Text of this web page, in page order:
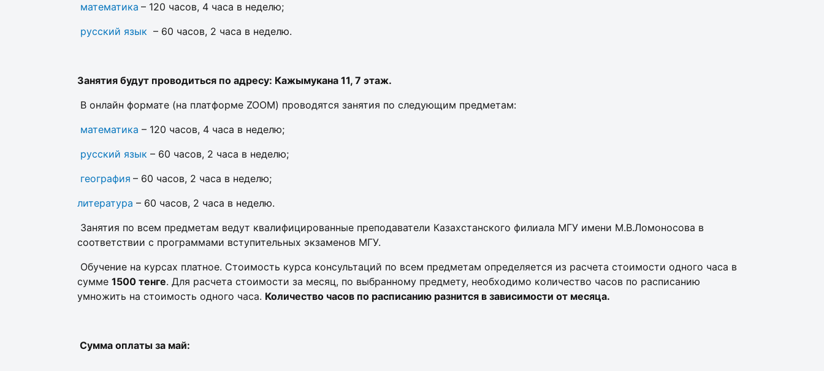
математика – 120 часов, 4 часа в неделю;
русский язык – 60 часов, 2 часа в неделю.
Занятия будут проводиться по адресу: Кажымукана 11, 7 этаж.
В онлайн формате (на платформе ZOOM) проводятся занятия по следующим предметам:
математика – 120 часов, 4 часа в неделю;
русский язык – 60 часов, 2 часа в неделю;
география – 60 часов, 2 часа в неделю;
литература – 60 часов, 2 часа в неделю.
Занятия по всем предметам ведут квалифицированные преподаватели Казахстанского филиала МГУ имени М.В.Ломоносова в
соответствии с программами вступительных экзаменов МГУ.
Обучение на курсах платное. Стоимость курса консультаций по всем предметам определяется из расчета стоимости одного часа в
сумме 1500 тенге. Для расчета стоимости за месяц, по выбранному предмету, необходимо количество часов по расписанию
умножить на стоимость одного часа. Количество часов по расписанию разнится в зависимости от месяца.
Сумма оплаты за май: